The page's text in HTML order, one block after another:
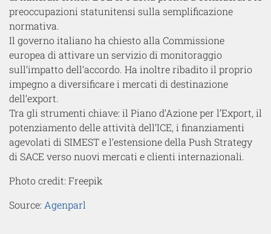
preoccupazioni statunitensi sulla semplificazione
normativa.
Il governo italiano ha chiesto alla Commissione
europea di attivare un servizio di monitoraggio
sull’impatto dell’accordo. Ha inoltre ribadito il proprio
impegno a diversificare i mercati di destinazione
dell’export.
Tra gli strumenti chiave: il Piano d’Azione per l’Export, il
potenziamento delle attività dell’ICE, i finanziamenti
agevolati di SIMEST e l’estensione della Push Strategy
di SACE verso nuovi mercati e clienti internazionali.
Photo credit: Freepik
Source: Agenparl